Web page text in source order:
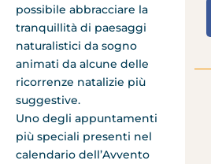
possibile abbracciare la
tranquillità di paesaggi
naturalistici da sogno
animati da alcune delle
ricorrenze natalizie più
suggestive.
Uno degli appuntamenti
più speciali presenti nel
calendario dell’Avvento